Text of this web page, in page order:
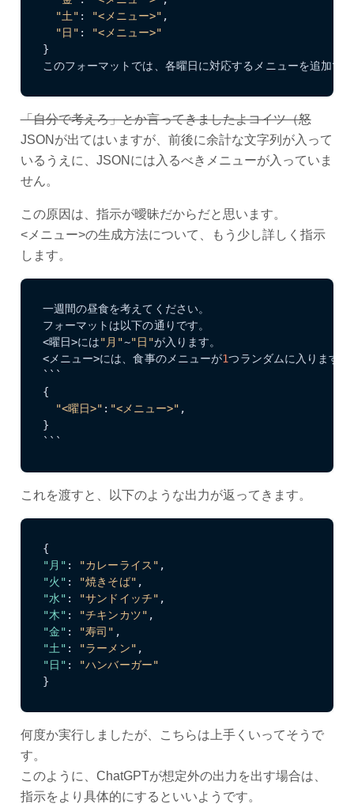
"土" : "<メニュー>" ,
"日" :
"<メニュー>"
}
このフォーマットでは、各曜日に対応するメニューを追加で
「自分で考えろ」とか言ってきましたよコイツ（怒
JSONが出てはいますが、前後に余計な文字列が入って
いるうえに、JSONには入るべきメニューが入っていま
せん。
この原因は、指示が曖昧だからだと思います。
<メニュー>の生成方法について、もう少し詳しく指示
します。
一週間の昼食を考えてください。
フォーマットは以下の通りです。
<曜日>には"月"~"日"が入ります。
<メニュー>には、食事のメニューが1つランダムに入ります。
```
{
"<曜日>" : "<メニュー>" ,
}
```
これを渡すと、以下のような出力が返ってきます。
{
"月" : "カレーライス" ,
"火" : "焼きそば" ,
"水" : "サンドイッチ" ,
"木" : "チキンカツ" ,
"金" : "寿司" ,
"土" : "ラーメン" ,
"日" :
"ハンバーガー"
}
何度か実行しましたが、こちらは上手くいってそうで
す。
このように、ChatGPTが想定外の出力を出す場合は、
指示をより具体的にするといいようです。